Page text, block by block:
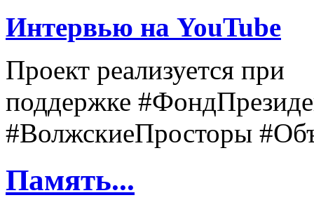
Интервью на YouTube
Проект реализуется при
поддержке
#ВолжскиеПросторы
Память...